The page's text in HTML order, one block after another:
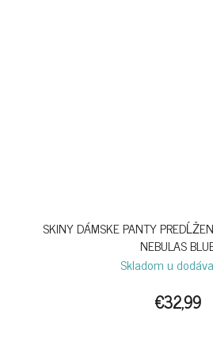
SKINY DÁMSKE PANTY
NEBULAS
Skladom u
€32,99